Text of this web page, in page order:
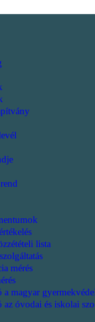
lista
mérés
a magyar
az óvodai és iskolai